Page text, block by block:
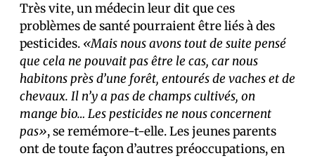
Très vite, un médecin leur dit que ces
problèmes de santé pourraient être liés à des
pesticides. «Mais nous avons tout de suite pensé
que cela ne pouvait pas être le cas, car nous
habitons près d’une forêt, entourés de vaches et de
chevaux. Il n’y a pas de champs cultivés, on
mange bio… Les pesticides ne nous concernent
pas», se remémore-t-elle. Les jeunes parents
ont de toute façon d’autres préoccupations, en